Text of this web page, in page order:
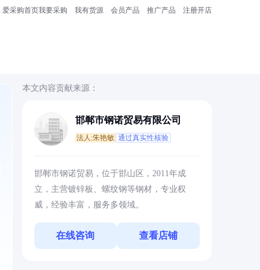
爱采购首页我要采购 我有货源 会员产品 推广产品 注册开店
本文内容贡献来源：
邯郸市钢诺贸易有限公司
法人:朱艳敏 通过真实性核验
邯郸市钢诺贸易，位于邯山区，2011年成
立，主营镀锌板、螺纹钢等钢材，专业权
威，经验丰富，服务多领域。
在线咨询 查看店铺